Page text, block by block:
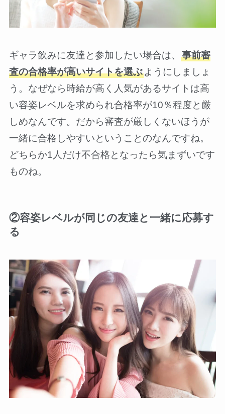
ギャラ飲みに友達と参加したい場合は、 事前審
査の合格率が高いサイトを選ぶようにしましょ
う。なぜなら時給が高く人気があるサイトは高
い容姿レベルを求められ合格率が10％程度と厳
しめなんです。だから審査が厳しくないほうが
一緒に合格しやすいということのなんですね。
どちらか1人だけ不合格となったら気まずいです
ものね。
②容姿レベルが同じの友達と一緒に応募す
る